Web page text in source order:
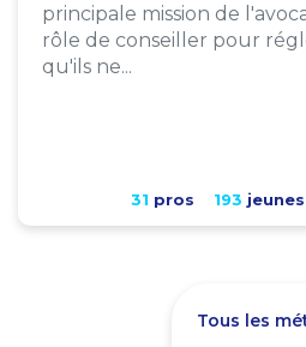
principale mission de
rôle de conseiller pour
qu'ils ne...
31 pros 193 jeunes
Tous les